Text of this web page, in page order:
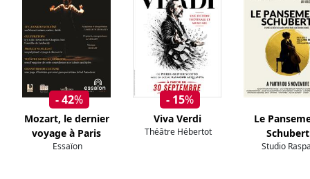
- 42%
Mozart, le dernier
voyage à Paris
Essaïon
- 15%
Viva Verdi
Théâtre Hébertot
Le
Schubert
Studio